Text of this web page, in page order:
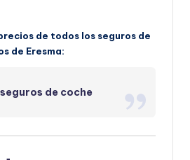
de todos los seguros de
de Eresma:
de coche